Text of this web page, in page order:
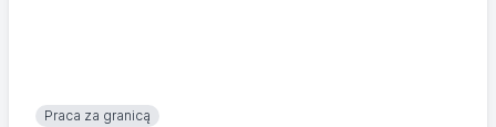
Praca za granicą